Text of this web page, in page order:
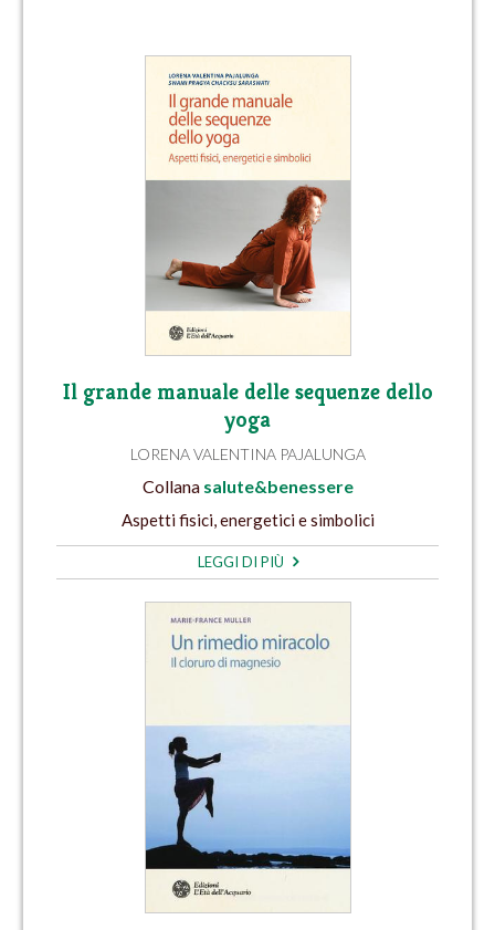
Il grande manuale delle sequenze dello
yoga
LORENA VALENTINA PAJALUNGA
Collana salute&benessere
Aspetti fisici, energetici e simbolici
LEGGI DI PIÙ